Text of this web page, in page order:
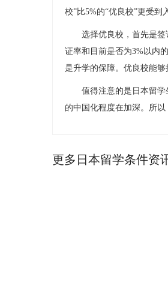
校”比5%的“优良校”更受
选择优良校，首先是签证
证率和目前是否为3%以内
是升学的保障。优良校能
值得注意的是日本留学生
的中国化程度在加深。所
更多日本留学条件资